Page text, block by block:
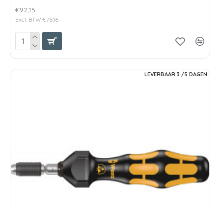
€92,15
Excl. BTW:€76,16
LEVERBAAR 3 /5 DAGEN